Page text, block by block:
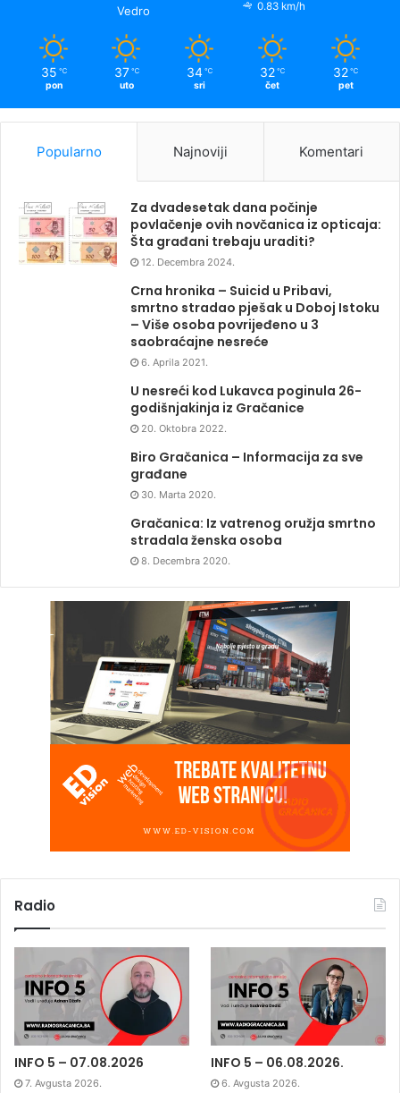
Vedro 0.83 km/h
35 ℃
pon
37 ℃
uto
34 ℃
sri
32 ℃
čet
32 ℃
pet
Popularno Najnoviji Komentari
Za dvadesetak dana počinje
povlačenje ovih novčanica iz opticaja:
Šta građani trebaju uraditi?
12. Decembra 2024.
Crna hronika – Suicid u Pribavi,
smrtno stradao pješak u Doboj Istoku
– Više osoba povrijeđeno u 3
saobraćajne nesreće
6. Aprila 2021.
U nesreći kod Lukavca poginula 26-
godišnjakinja iz Gračanice
20. Oktobra 2022.
Biro Gračanica – Informacija za sve
građane
30. Marta 2020.
Gračanica: Iz vatrenog oružja smrtno
stradala ženska osoba
8. Decembra 2020.
Radio
INFO 5 – 07.08.2026
7. Avgusta 2026.
INFO 5 – 06.08.2026.
6. Avgusta 2026.